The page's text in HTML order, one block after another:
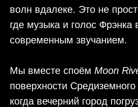
волн вдалеке. Это не
где музыка и голос
современным звучанием.
Мы вместе споём Moon
поверхности
когда вечерний город